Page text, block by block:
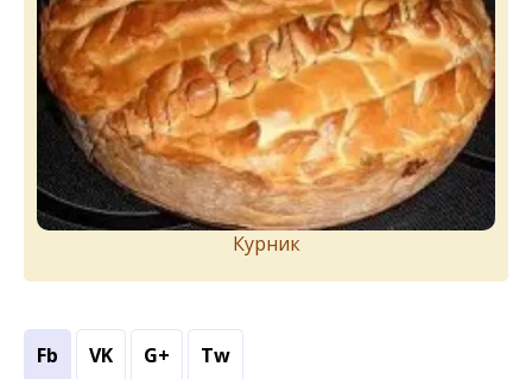
Курник
Fb VK G+ Tw